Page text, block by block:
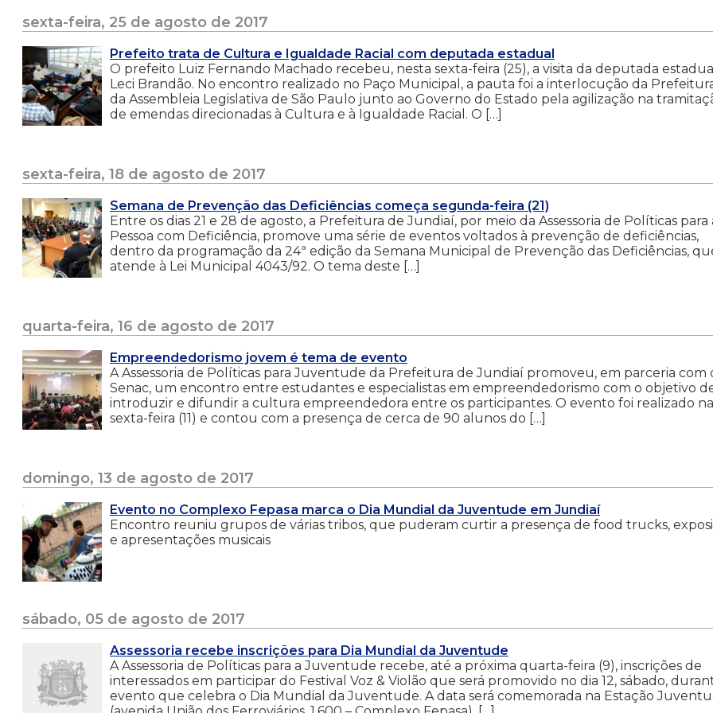
sexta-feira, 25 de agosto de 2017
Prefeito trata de Cultura e Igualdade Racial com deputada estadual
O prefeito Luiz Fernando Machado recebeu, nesta sexta-feira (25), a visita da deputada estadual
Leci Brandão. No encontro realizado no Paço Municipal, a pauta foi a interlocução da
da Assembleia Legislativa de São Paulo junto ao Governo do Estado pela agilização na
de emendas direcionadas à Cultura e à Igualdade Racial. O […]
sexta-feira, 18 de agosto de 2017
Semana de Prevenção das Deficiências começa segunda-feira (21)
Entre os dias 21 e 28 de agosto, a Prefeitura de Jundiaí, por meio da Assessoria de Políticas para
Pessoa com Deficiência, promove uma série de eventos voltados à prevenção de deficiências,
dentro da programação da 24ª edição da Semana Municipal de Prevenção das Deficiências,
atende à Lei Municipal 4043/92. O tema deste […]
quarta-feira, 16 de agosto de 2017
Empreendedorismo jovem é tema de evento
A Assessoria de Políticas para Juventude da Prefeitura de Jundiaí promoveu, em parceria com
Senac, um encontro entre estudantes e especialistas em empreendedorismo com o objetivo
introduzir e difundir a cultura empreendedora entre os participantes. O evento foi realizado na
sexta-feira (11) e contou com a presença de cerca de 90 alunos do […]
domingo, 13 de agosto de 2017
Evento no Complexo Fepasa marca o Dia Mundial da Juventude em Jundiaí
Encontro reuniu grupos de várias tribos, que puderam curtir a presença de food trucks,
e apresentações musicais
sábado, 05 de agosto de 2017
Assessoria recebe inscrições para Dia Mundial da Juventude
A Assessoria de Políticas para a Juventude recebe, até a próxima quarta-feira (9), inscrições de
interessados em participar do Festival Voz & Violão que será promovido no dia 12, sábado,
evento que celebra o Dia Mundial da Juventude. A data será comemorada na Estação